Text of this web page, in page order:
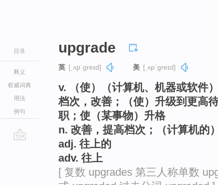
目录
释义
权威词典
用法
例句
upgrade
英 [ˌʌpˈɡreɪd] 美 [ˌʌpˈɡreɪd]
v. （使）（计算机、机器或软件
档次，改善；（使）升级到更高
职；使（某事物）升格
n. 改善，提高档次；（计算机的
adj. 往上的
adv. 往上
[ 复数 upgrades 第三人称单数